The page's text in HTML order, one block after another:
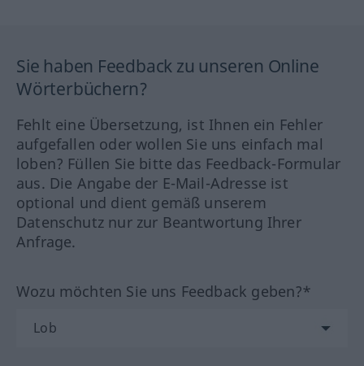
Sie haben Feedback zu unseren Online
Wörterbüchern?
Fehlt eine Übersetzung, ist Ihnen ein Fehler
aufgefallen oder wollen Sie uns einfach mal
loben? Füllen Sie bitte das Feedback-Formular
aus. Die Angabe der E-Mail-Adresse ist
optional und dient gemäß unserem
Datenschutz nur zur Beantwortung Ihrer
Anfrage.
Wozu möchten Sie uns Feedback geben?*